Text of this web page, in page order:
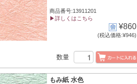
商品番号:13911201
▶詳しくはこちら
¥860
(税込価格:¥946)
数量
もみ紙 水色